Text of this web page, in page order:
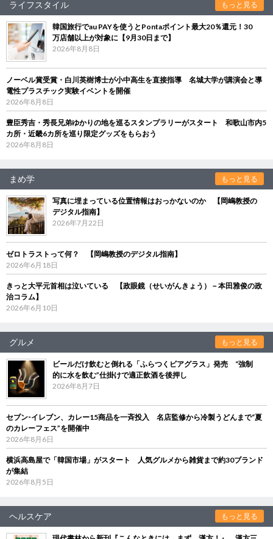
ライフスタイル もっと見る
韓国旅行でau PAYを使うとPontaポイント最大20％還元！30
万店舗以上が対象に【9月30日まで】
2026年8月8日
ノーベル賞受賞・白川英樹博士が小中高生を直接指導 名城大学が講演会と導
電性プラスチック実験イベントを開催
2026年8月8日
豊臣秀吉・秀長兄弟ゆかりの地を巡るスタンプラリーがスタート 和歌山市内5
カ所・近畿6カ所を巡り限定グッズをもらおう
2026年8月8日
まめ学 もっと見る
写真に埋まっている位置情報はおっかないのか 【岡嶋教授の
デジタル指南】
2026年7月22日
ゼロトラストって何？ 【岡嶋教授のデジタル指南】
2026年6月18日
きっと大平元首相は泣いている 【政眼鏡（せいがんきょう）－本田雅俊の政
治コラム】
2026年6月10日
グルメ もっと見る
ビールだけ飲むと倒れる「ふらつくビアグラス」発売 “強制
的に水を飲む”仕掛けで適正飲酒を後押し
2026年8月7日
セブン‐イレブン、カレー15商品を一斉投入 名店監修から冷製うどんまで“夏
のカレーフェス”を開催中
2026年8月6日
横浜高島屋で「韓国市場」がスタート 人気グルメから雑貨まで約30ブランド
が集結
2026年8月5日
ヘルスケア もっと見る